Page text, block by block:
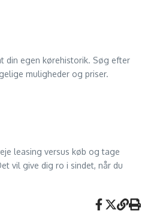
din egen kørehistorik. Søg efter
muligheder og priser.
leasing versus køb og tage
vil give dig ro i sindet, når du